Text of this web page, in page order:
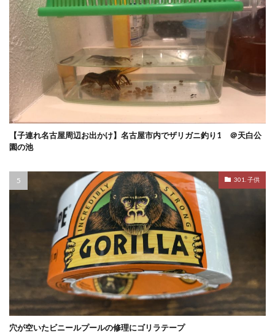
【子連れ名古屋周辺お出かけ】名古屋市内でザリガニ釣り1 ＠天白公
園の池
301. 子供
穴が空いたビニールプールの修理にゴリラテープ